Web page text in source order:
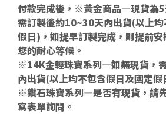
付款完成後，※黃金商品—現貨為5
需訂製後約10~30天內出貨(以上
假日)，如提早訂製完成，則提前
您的耐心等候。
※14K金輕珠寶系列—如無現貨，
內出貨(以上均不包含假日及國定假
※鑽石珠寶系列—是否有現貨，請
寫表單詢問。